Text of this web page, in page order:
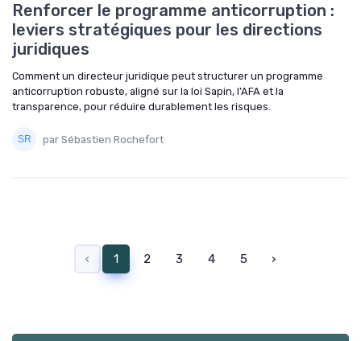
Renforcer le programme anticorruption :
leviers stratégiques pour les directions
juridiques
Comment un directeur juridique peut structurer un programme
anticorruption robuste, aligné sur la loi Sapin, l’AFA et la
transparence, pour réduire durablement les risques.
par Sébastien Rochefort
‹ 1 2 3 4 5 ›